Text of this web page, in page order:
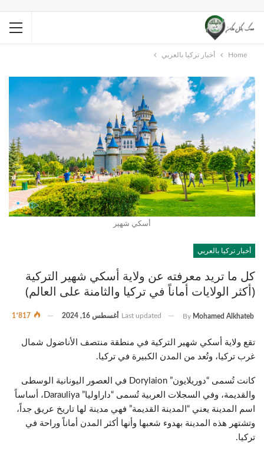
Home أخبار تركيا بالعربي
أسكي شهير
أخبار تركيا بالعربي
كل ما تريد معرفته عن ولاية أسكي شهير التركية
(أكثر الولايات أماناً في تركيا والثامنة على العالم)
By Mohamed Alkhateb
Last updated أغسطس 16, 2024
تقع ولاية أسكي شهير التركية في منطقة منتصف الأناضول شمال
غرب تركيا، وتُعد من المدن الكبيرة في تركيا.
كانت تُسمى “دوريلايون” Dorylaion في العصور اليونانية الوسطى
والقديمة، وفي السجلات العربية تُسمى “داراوليا” Darauliya، أساساً
اسم المدينة يعني “المدينة القديمة” فهي مدينة لها تاريخ عريق جداً،
وتشتهر هذه المدينة بهدوء شعبها وأنها أكثر المدن أماناً وراحة في
تركيا.